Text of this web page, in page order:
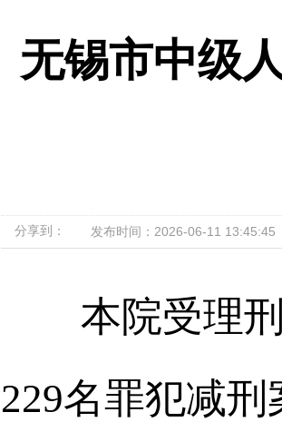
无锡市中级
分享到： 发布时间：2026-06-11 13:45:45
本院受理刑
229名罪犯减